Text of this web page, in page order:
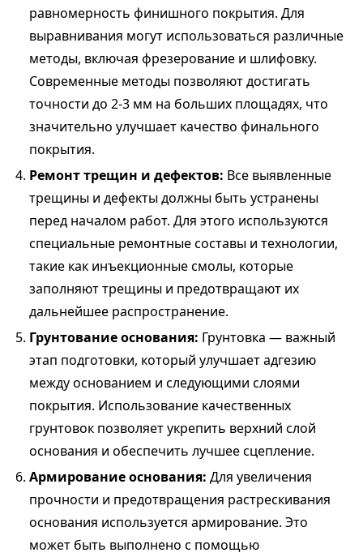
равномерность финишного покрытия. Для
выравнивания могут использоваться различные
методы, включая фрезерование и шлифовку.
Современные методы позволяют достигать
точности до 2-3 мм на больших площадях, что
значительно улучшает качество финального
покрытия.
Ремонт трещин и дефектов: Все выявленные
трещины и дефекты должны быть устранены
перед началом работ. Для этого используются
специальные ремонтные составы и технологии,
такие как инъекционные смолы, которые
заполняют трещины и предотвращают их
дальнейшее распространение.
Грунтование основания: Грунтовка — важный
этап подготовки, который улучшает адгезию
между основанием и следующими слоями
покрытия. Использование качественных
грунтовок позволяет укрепить верхний слой
основания и обеспечить лучшее сцепление.
Армирование основания: Для увеличения
прочности и предотвращения растрескивания
основания используется армирование. Это
может быть выполнено с помощью